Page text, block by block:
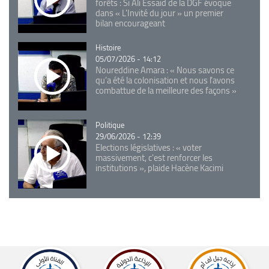
dans « L'Invité du jour » un premier
bilan encourageant
Catégorie
Histoire
05/07/2026 - 14:12
Noureddine Amara : « Nous savons ce
qu’a été la colonisation et nous l’avons
combattue de la meilleure des façons »
Catégorie
Politique
29/06/2026 - 12:39
Elections législatives : « voter
massivement, c'est renforcer les
institutions », plaide Hacène Kacimi